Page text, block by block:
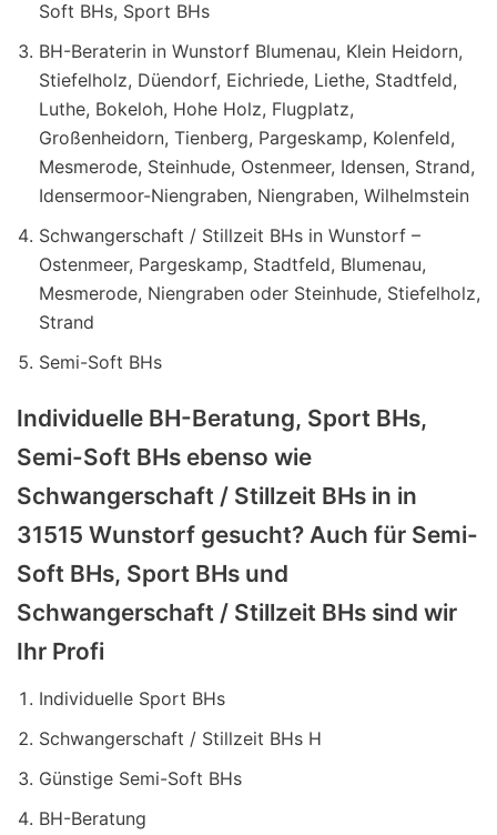
Soft BHs, Sport BHs
BH-Beraterin in Wunstorf Blumenau, Klein Heidorn,
Stiefelholz, Düendorf, Eichriede, Liethe, Stadtfeld,
Luthe, Bokeloh, Hohe Holz, Flugplatz,
Großenheidorn, Tienberg, Pargeskamp, Kolenfeld,
Mesmerode, Steinhude, Ostenmeer, Idensen, Strand,
Idensermoor-Niengraben, Niengraben, Wilhelmstein
Schwangerschaft / Stillzeit BHs in Wunstorf –
Ostenmeer, Pargeskamp, Stadtfeld, Blumenau,
Mesmerode, Niengraben oder Steinhude, Stiefelholz,
Strand
Semi-Soft BHs
Individuelle BH-Beratung, Sport BHs,
Semi-Soft BHs ebenso wie
Schwangerschaft / Stillzeit BHs in in
31515 Wunstorf gesucht? Auch für Semi-
Soft BHs, Sport BHs und
Schwangerschaft / Stillzeit BHs sind wir
Ihr Profi
Individuelle Sport BHs
Schwangerschaft / Stillzeit BHs H
Günstige Semi-Soft BHs
BH-Beratung